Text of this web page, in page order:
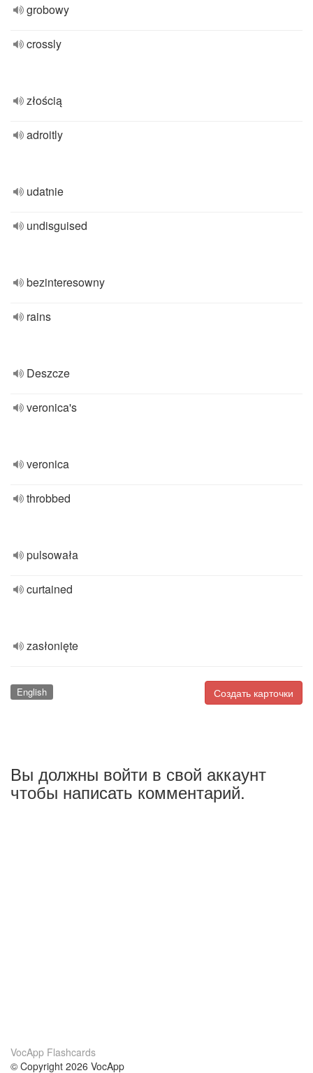
grobowy
crossly
złością
adroitly
udatnie
undisguised
bezinteresowny
rains
Deszcze
veronica's
veronica
throbbed
pulsowała
curtained
zasłonięte
Создать карточки
English
Вы должны войти в свой аккаунт
чтобы написать комментарий.
VocApp Flashcards
© Copyright 2026 VocApp